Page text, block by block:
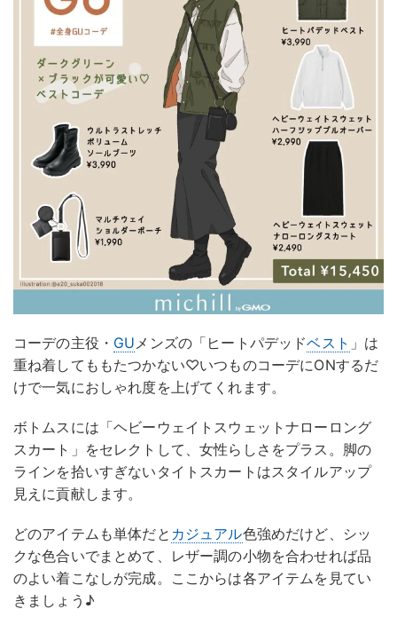
コーデの主役・ GUメンズの「ヒートパデッドベスト 」は
重ね着してももたつかない♡いつものコーデにONするだ
けで一気におしゃれ度を上げてくれます。
ボトムスには「ヘビーウェイトスウェットナローロング
スカート」をセレクトして、女性らしさをプラス。脚の
ラインを拾いすぎないタイトスカートはスタイルアップ
見えに貢献します。
どのアイテムも単体だと カジュアル色強めだけど、シッ
クな色合いでまとめて、レザー調の小物を合わせれば品
のよい着こなしが完成。ここからは各アイテムを見てい
きましょう♪